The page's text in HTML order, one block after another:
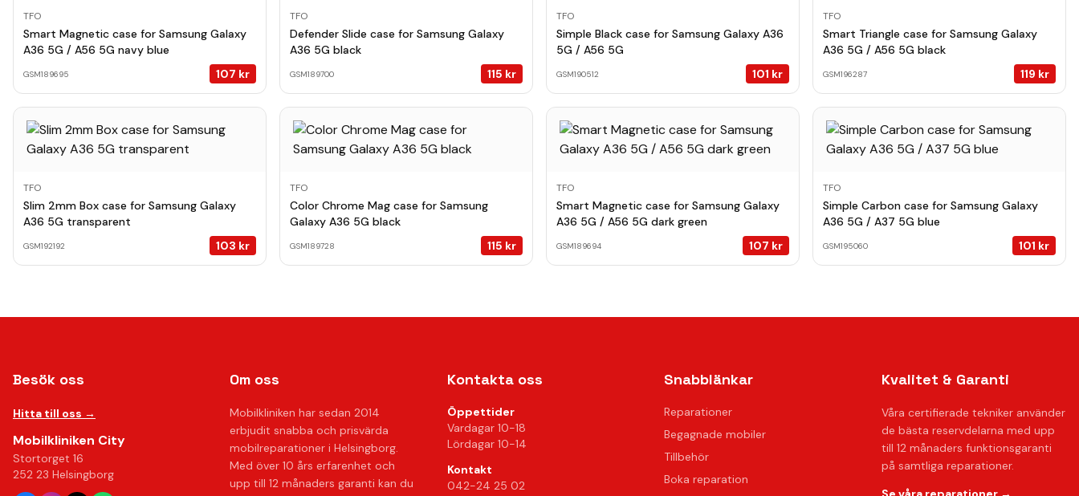
TFO
Smart Magnetic case for Samsung Galaxy
A36 5G / A56 5G navy blue
GSM189695 107 kr
TFO
Defender Slide case for Samsung Galaxy
A36 5G black
GSM189700 115 kr
TFO
Simple Black case for Samsung Galaxy A36
5G / A56 5G
GSM190512 101 kr
TFO
Smart Triangle case for Samsung Galaxy
A36 5G / A56 5G black
GSM196287 119 kr
TFO
Slim 2mm Box case for Samsung Galaxy
A36 5G transparent
GSM192192 103 kr
TFO
Color Chrome Mag case for Samsung
Galaxy A36 5G black
GSM189728 115 kr
TFO
Smart Magnetic case for Samsung Galaxy
A36 5G / A56 5G dark green
GSM189694 107 kr
TFO
Simple Carbon case for Samsung Galaxy
A36 5G / A37 5G blue
GSM195060 101 kr
Besök oss
Hitta till oss →
Mobilkliniken City
Stortorget 16
252 23 Helsingborg
Om oss
Mobilkliniken har sedan 2014
erbjudit snabba och prisvärda
mobilreparationer i Helsingborg.
Med över 10 års erfarenhet och
upp till 12 månaders garanti kan du
Kontakta oss
Öppettider
Vardagar 10-18
Lördagar 10-14
Kontakt
042-24 25 02
Snabblänkar
Reparationer
Begagnade mobiler
Tillbehör
Boka reparation
Kvalitet & Garanti
Våra certifierade tekniker använder
de bästa reservdelarna med upp
till 12 månaders funktionsgaranti
på samtliga reparationer.